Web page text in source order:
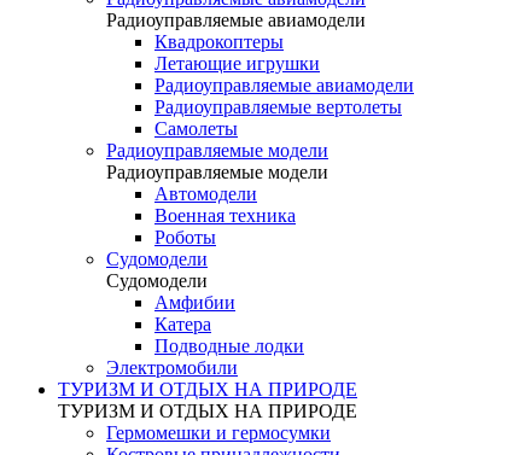
Радиоуправляемые авиамодели
Квадрокоптеры
Летающие игрушки
Радиоуправляемые авиамодели
Радиоуправляемые вертолеты
Самолеты
Радиоуправляемые модели
Радиоуправляемые модели
Автомодели
Военная техника
Роботы
Судомодели
Судомодели
Амфибии
Катера
Подводные лодки
Электромобили
ТУРИЗМ И ОТДЫХ НА ПРИРОДЕ
ТУРИЗМ И ОТДЫХ НА ПРИРОДЕ
Гермомешки и гермосумки